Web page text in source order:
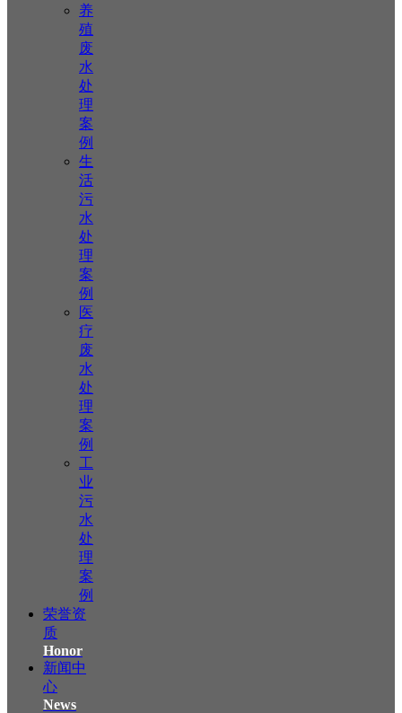
养
殖
废
水
处
理
案
例
生
活
污
水
处
理
案
例
医
疗
废
水
处
理
案
例
工
业
污
水
处
理
案
例
荣誉资
质
Honor
新闻中
心
News